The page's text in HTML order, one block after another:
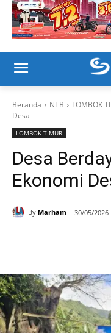
Beranda NTB LOMBOK
Desa
LOMBOK TIMUR
Desa
Ekonomi
By Marham 30/05/2026